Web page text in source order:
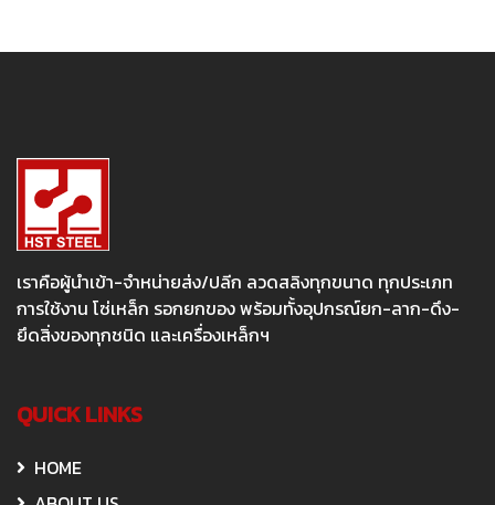
เราคือผู้นำเข้า-จำหน่ายส่ง/ปลีก ลวดสลิงทุกขนาด ทุกประเภท
การใช้งาน โซ่เหล็ก รอกยกของ พร้อมทั้งอุปกรณ์ยก-ลาก-ดึง-
ยึดสิ่งของทุกชนิด และเครื่องเหล็กฯ
QUICK LINKS
HOME